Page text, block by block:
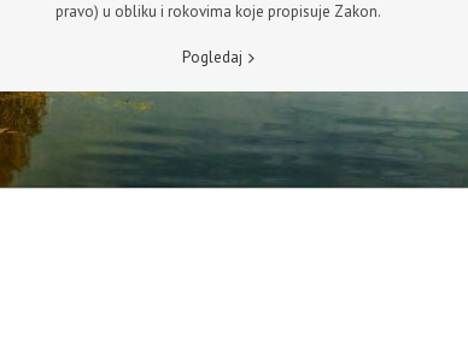
pravo) u obliku i rokovima koje propisuje Zakon.
Pogledaj